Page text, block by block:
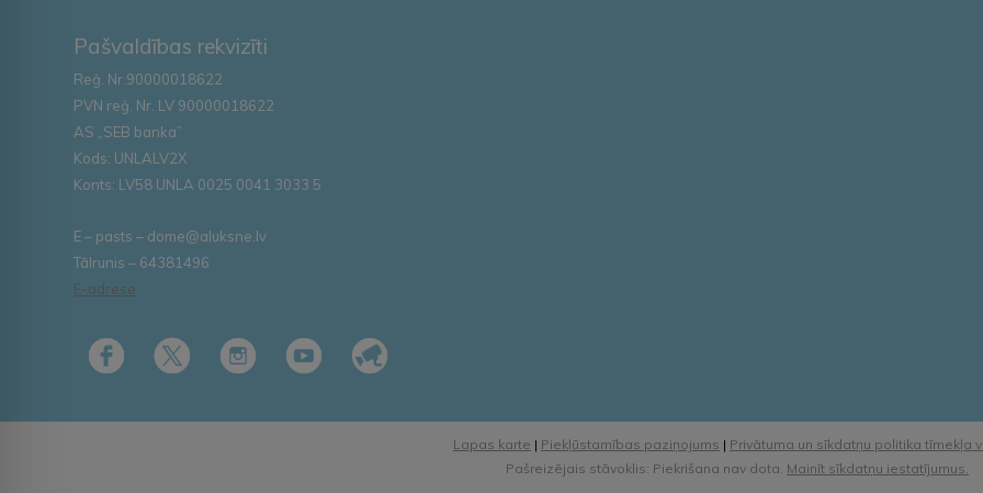
Pašvaldības rekvizīti
Reģ. Nr.90000018622
PVN reģ. Nr. LV 90000018622
AS „SEB banka”
Kods: UNLALV2X
Konts: LV58 UNLA 0025 0041 3033 5
E – pasts – dome@aluksne.lv
Tālrunis – 64381496
E-adrese
Lapas karte | Piekļūstamības paziņojums | Privātuma un sīkdatņu politika tīmekļa
Pašreizējais stāvoklis: Piekrišana nav dota. Mainīt sīkdatņu iestatījumus.